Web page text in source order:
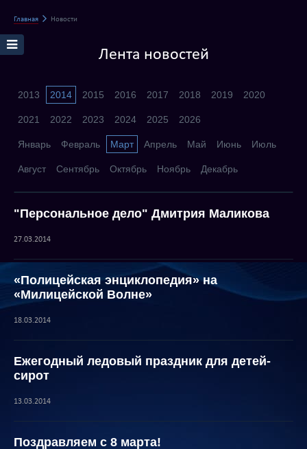
Главная Новости
Лента новостей
2013 2014 2015 2016 2017 2018 2019 2020
2021 2022 2023 2024 2025 2026
Январь Февраль Март Апрель Май Июнь Июль
Август Сентябрь Октябрь Ноябрь Декабрь
"Персональное дело" Дмитрия Маликова
27.03.2014
«Полицейская энциклопедия» на
«Милицейской Волне»
18.03.2014
Ежегодный ледовый праздник для детей-
сирот
13.03.2014
Поздравляем с 8 марта!